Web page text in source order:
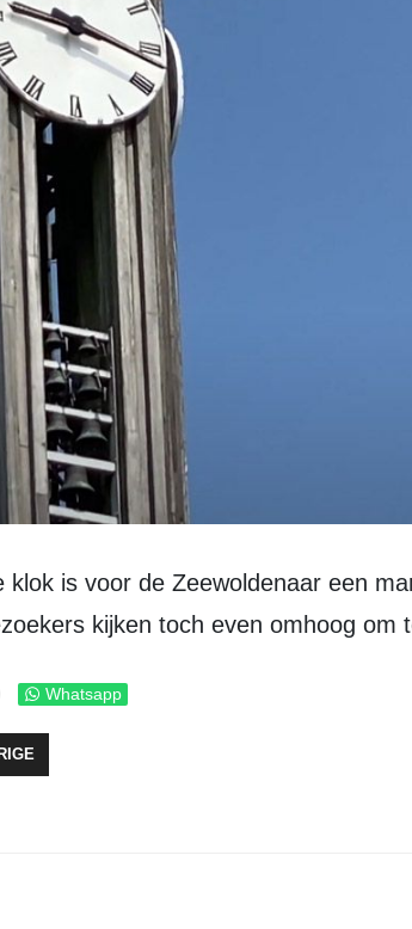
kijken toch even omhoog om
Whatsapp
ARTIKEL: KIJKJE IN HET BOERENLEVEN